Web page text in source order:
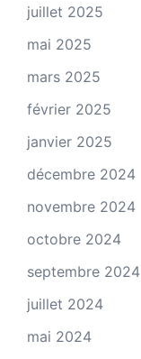
juillet 2025
mai 2025
mars 2025
février 2025
janvier 2025
décembre 2024
novembre 2024
octobre 2024
septembre 2024
juillet 2024
mai 2024